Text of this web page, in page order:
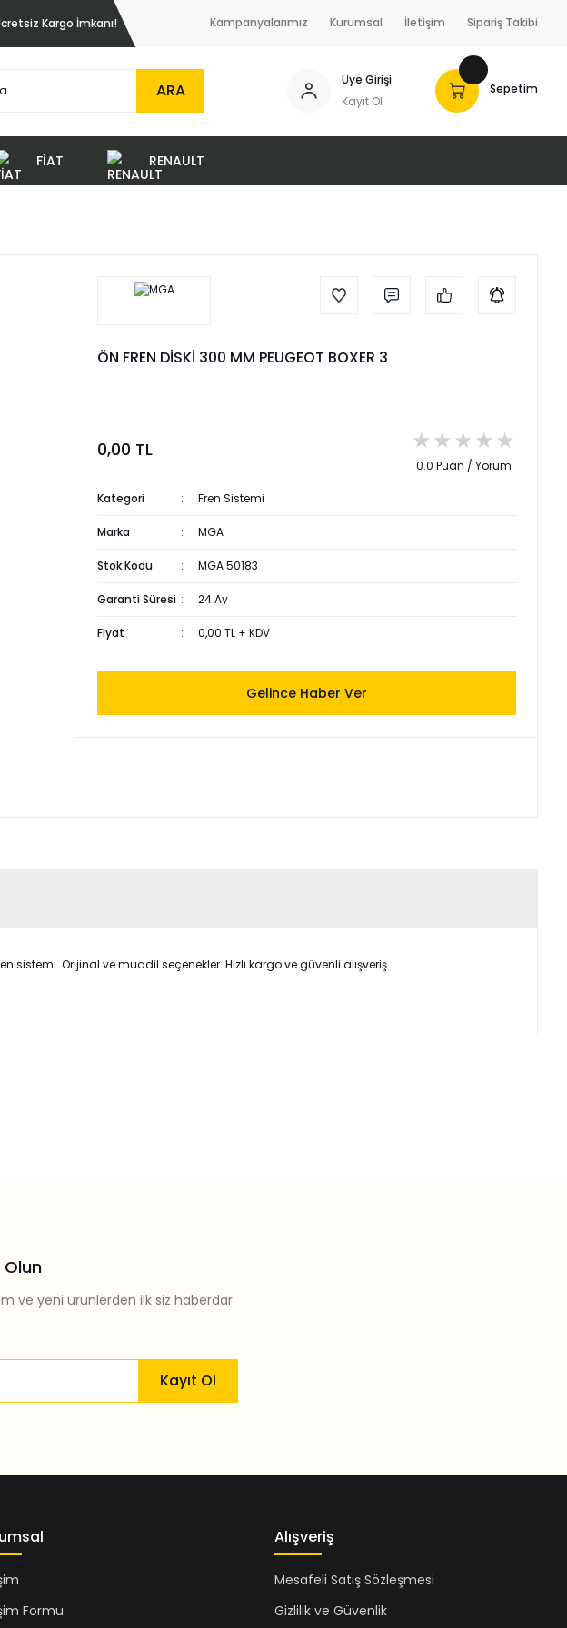
Kargo İmkanı! Kampanyalarımız Kurumsal İletişim Sipariş Takibi
ARA
Üye Girişi
Kayıt Ol
Sepetim
FİAT RENAULT
ÖN FREN DİSKİ 300 MM PEUGEOT BOXER 3
0,00 TL
0.0 Puan / Yorum
Kategori Fren Sistemi
Marka MGA
Stok Kodu MGA 50183
Garanti Süresi 24 Ay
Fiyat 0,00 TL + KDV
Gelince Haber Ver
sistemi. Orijinal ve muadil seçenekler. Hızlı kargo ve güvenli alışveriş.
Olun
ve yeni ürünlerden ilk siz haberdar
Kayıt Ol
Formu
Alışveriş
Mesafeli Satış Sözleşmesi
Gizlilik ve Güvenlik